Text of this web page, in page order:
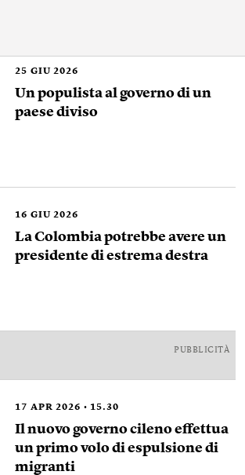
25 GIU 2026
Un populista al governo di un
paese diviso
16 GIU 2026
La Colombia potrebbe avere un
presidente di estrema destra
PUBBLICITÀ
17 APR 2026 15.30
Il nuovo governo cileno effettua
un primo volo di espulsione di
migranti